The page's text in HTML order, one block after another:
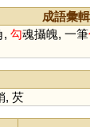
成語彙輯
, 勾魂攝魄, 一筆
, 芡